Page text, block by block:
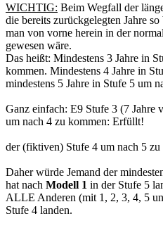
WICHTIG: Beim Wegfall der
die bereits zurückgelegten Jahre
man von vorne herein in der
gewesen wäre.
Das heißt: Mindestens 3 Jahre in
kommen. Mindestens 4 Jahre in
mindestens 5 Jahre in Stufe 5 um
Ganz einfach: E9 Stufe 3 (7 Jahre
um nach 4 zu kommen: Erfüllt!
b)
der (fiktiven) Stufe 4 um nach 5 zu
Daher würde Jemand der
hat nach Modell 1 in der Stufe 5
ALLE Anderen (mit 1, 2, 3, 4, 5
Stufe 4 landen.